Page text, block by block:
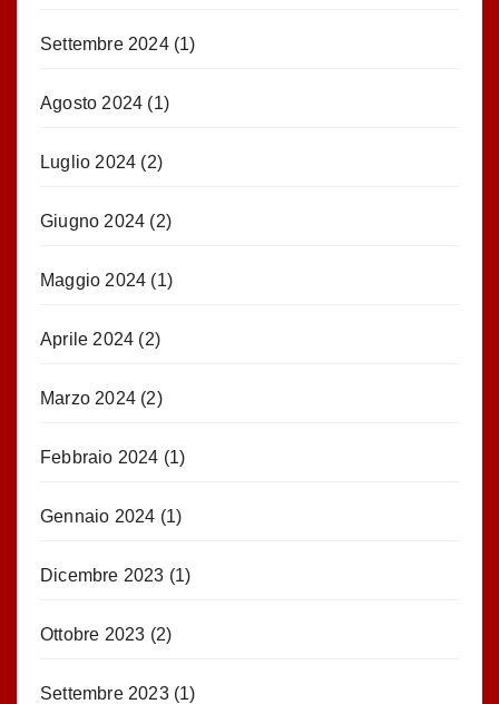
Settembre 2024(1)
Agosto 2024 (1)
Luglio 2024 (2)
Giugno 2024 (2)
Maggio 2024 (1)
Aprile 2024 (2)
Marzo 2024 (2)
Febbraio 2024 (1)
Gennaio 2024 (1)
Dicembre 2023 (1)
Ottobre 2023 (2)
Settembre 2023(1)